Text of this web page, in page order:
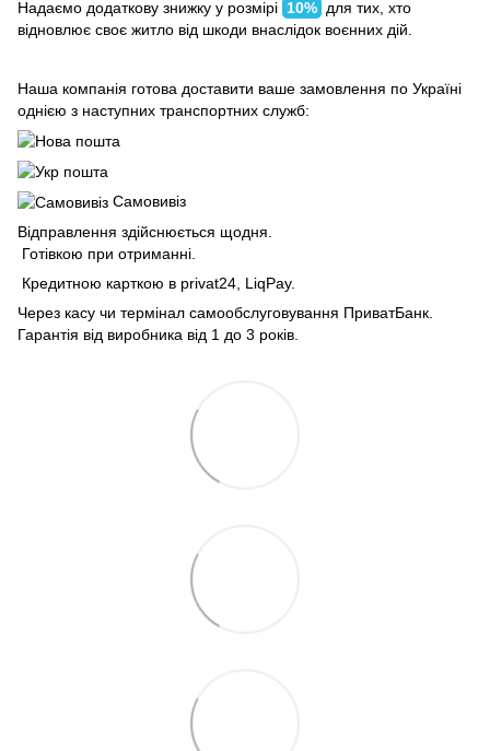
Надаємо додаткову знижку у розмірі 10% для тих, хто
відновлює своє житло від шкоди внаслідок воєнних дій.
Наша компанія готова доставити ваше замовлення по Україні
однією з наступних транспортних служб:
Самовивіз
Відправлення здійснюється щодня.
Готівкою при отриманні.
Кредитною карткою в privat24, LiqPay.
Через касу чи термінал самообслуговування ПриватБанк.
Гарантія від виробника від 1 до 3 років.